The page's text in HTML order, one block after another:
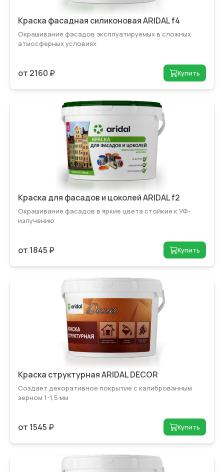
Краска фасадная силиконовая ARIDAL f4
Окрашивание фасадов эксплуатируемых в сложных
атмосферных условиях
от 2160 ₽ Купить
Краска для фасадов и цоколей ARIDAL f2
Окрашивание фасадов в яркие цвета стойкие к УФ-
излучению
от 1845 ₽ Купить
Краска структурная ARIDAL DECOR
Создает декоративное покрытие с калибро­ванным
зерном 1-1,5 мм
от 1545 ₽ Купить